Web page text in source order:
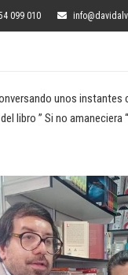
099 010
unos instantes
libro ” Si no amaneciera “.